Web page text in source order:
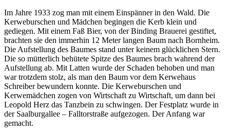
Im Jahre 1933 zog man mit einem Einspänner in den Wald. Die
Kerweburschen und Mädchen begingen die Kerb klein und
gediegen. Mit einem Faß Bier, von der Binding Brauerei gestiftet,
brachten sie den immerhin 12 Meter langen Baum nach Bornheim.
Die Aufstellung des Baumes stand unter keinem glücklichen Stern.
Die so mütterlich behütete Spitze des Baumes brach wahrend der
Aufstellung ab. Mit Latten wurde der Schaden behoben und man
war trotzdem stolz, als man den Baum vor dem Kerwehaus
Schreiber bewundern konnte. Die Kerweburschen und
Kerwemädchen zogen von Wirtschaft zu Wirtschaft, um dann bei
Leopold Herz das Tanzbein zu schwingen. Der Festplatz wurde in
der Saalburgallee – Falltorstraße aufgezogen. Der Anfang war
gemacht.